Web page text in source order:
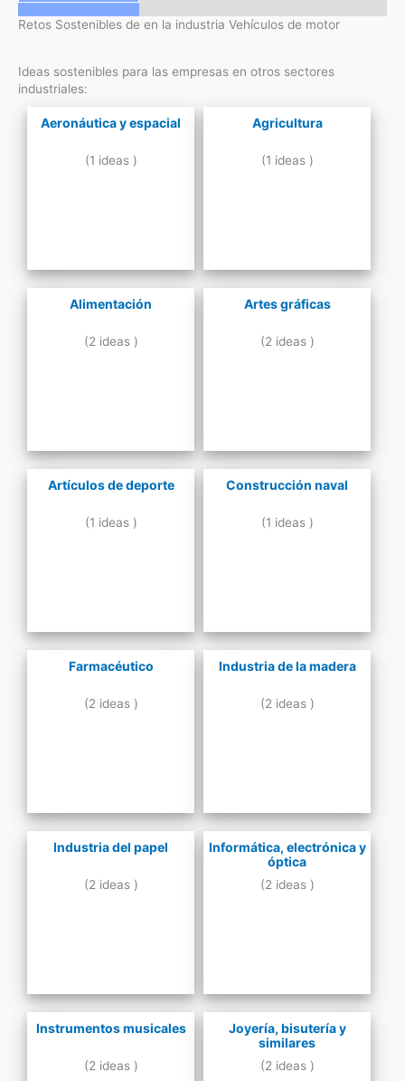
Retos Sostenibles de en la industria Vehículos de motor
Ideas sostenibles para las empresas en otros sectores
industriales:
Aeronáutica y espacial
(1 ideas )
Agricultura
(1 ideas )
Alimentación
(2 ideas )
Artes gráficas
(2 ideas )
Artículos de deporte
(1 ideas )
Construcción naval
(1 ideas )
Farmacéutico
(2 ideas )
Industria de la madera
(2 ideas )
Industria del papel
(2 ideas )
Informática, electrónica y
óptica
(2 ideas )
Instrumentos musicales
(2 ideas )
Joyería, bisutería y
similares
(2 ideas )